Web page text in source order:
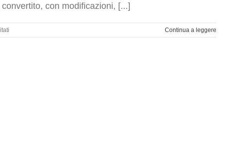
con modificazioni, [...]
Residenti
Continua a leggere